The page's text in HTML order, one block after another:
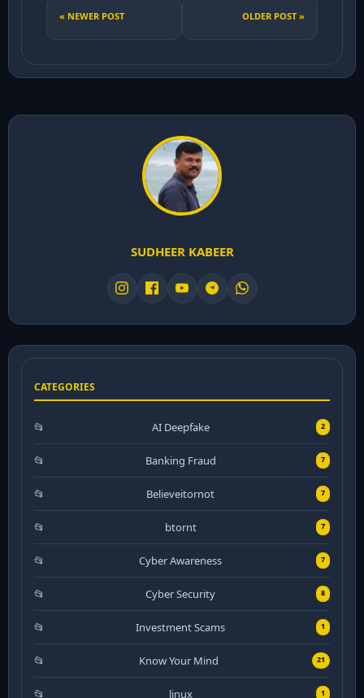
« NEWER POST OLDER POST »
SUDHEER KABEER
CATEGORIES
AI Deepfake 2
Banking Fraud 7
Believeitornot 7
btornt 7
Cyber Awareness 7
Cyber Security 8
Investment Scams 1
Know Your Mind 21
linux 1